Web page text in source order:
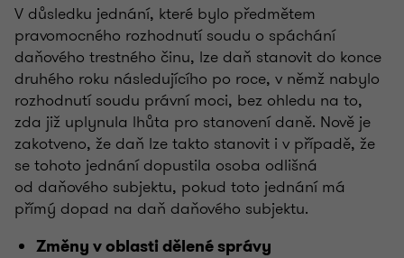
V důsledku jednání, které bylo předmětem
pravomocného rozhodnutí soudu o spáchání
daňového trestného činu, lze daň stanovit do konce
druhého roku následujícího po roce, v němž nabylo
rozhodnutí soudu právní moci, bez ohledu na to,
zda již uplynula lhůta pro stanovení daně. Nově je
zakotveno, že daň lze takto stanovit i v případě, že
se tohoto jednání dopustila osoba odlišná
od daňového subjektu, pokud toto jednání má
přímý dopad na daň daňového subjektu.
Změny v oblasti dělené správy